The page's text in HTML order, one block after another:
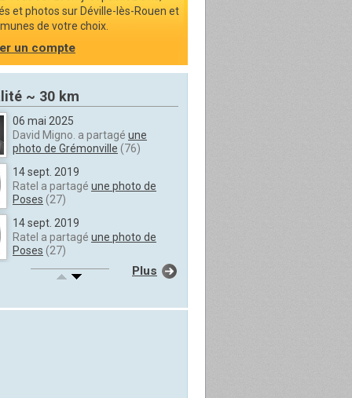
et photos sur Déville-lès-Rouen et
de votre choix.
un compte
~ 30 km
06 mai 2025
David Migno. a partagé une
photo de Grémonville (76)
14 sept. 2019
Ratel a partagé une photo de
Poses (27)
14 sept. 2019
Ratel a partagé une photo de
Poses (27)
14 sept. 2019
Plus